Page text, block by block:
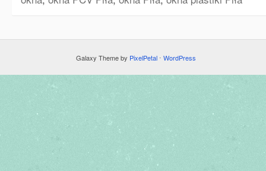
Galaxy Theme by PixelPetal ⋅ WordPress